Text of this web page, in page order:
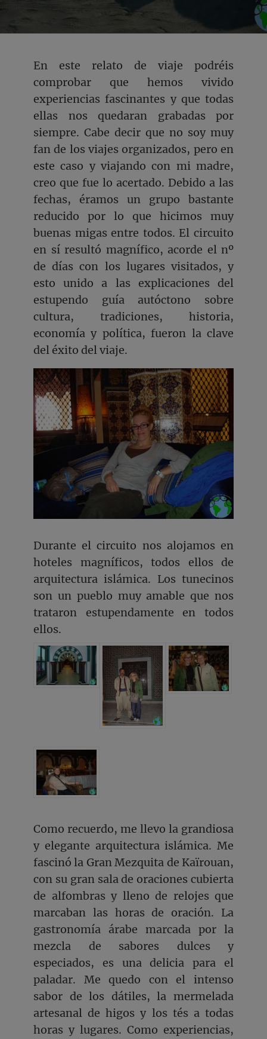
En este relato de viaje podréis
comprobar que hemos vivido
experiencias fascinantes y que todas
ellas nos quedaran grabadas por
siempre. Cabe decir que no soy muy
fan de los viajes organizados, pero en
este caso y viajando con mi madre,
creo que fue lo acertado. Debido a las
fechas, éramos un grupo bastante
reducido por lo que hicimos muy
buenas migas entre todos. El circuito
en sí resultó magnífico, acorde el nº
de días con los lugares visitados, y
esto unido a las explicaciones del
estupendo guía autóctono sobre
cultura, tradiciones, historia,
economía y política, fueron la clave
del éxito del viaje.
Durante el circuito nos alojamos en
hoteles magníficos, todos ellos de
arquitectura islámica. Los tunecinos
son un pueblo muy amable que nos
trataron estupendamente en todos
ellos.
Como recuerdo, me llevo la grandiosa
y elegante arquitectura islámica. Me
fascinó la Gran Mezquita de Kaïrouan,
con su gran sala de oraciones cubierta
de alfombras y lleno de relojes que
marcaban las horas de oración. La
gastronomía árabe marcada por la
mezcla de sabores dulces y
especiados, es una delicia para el
paladar. Me quedo con el intenso
sabor de los dátiles, la mermelada
artesanal de higos y los tés a todas
horas y lugares. Como experiencias,